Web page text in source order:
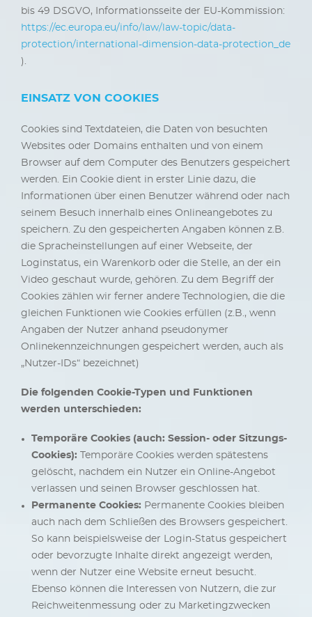
bis 49 DSGVO, Informationsseite der EU-Kommission:
https://ec.europa.eu/info/law/law-topic/data-
protection/international-dimension-data-protection_de
).
EINSATZ VON COOKIES
Cookies sind Textdateien, die Daten von besuchten
Websites oder Domains enthalten und von einem
Browser auf dem Computer des Benutzers gespeichert
werden. Ein Cookie dient in erster Linie dazu, die
Informationen über einen Benutzer während oder nach
seinem Besuch innerhalb eines Onlineangebotes zu
speichern. Zu den gespeicherten Angaben können z.B.
die Spracheinstellungen auf einer Webseite, der
Loginstatus, ein Warenkorb oder die Stelle, an der ein
Video geschaut wurde, gehören. Zu dem Begriff der
Cookies zählen wir ferner andere Technologien, die die
gleichen Funktionen wie Cookies erfüllen (z.B., wenn
Angaben der Nutzer anhand pseudonymer
Onlinekennzeichnungen gespeichert werden, auch als
„Nutzer-IDs“ bezeichnet)
Die folgenden Cookie-Typen und Funktionen
werden unterschieden:
Temporäre Cookies (auch: Session- oder Sitzungs-
Cookies): Temporäre Cookies werden spätestens
gelöscht, nachdem ein Nutzer ein Online-Angebot
verlassen und seinen Browser geschlossen hat.
Permanente Cookies: Permanente Cookies bleiben
auch nach dem Schließen des Browsers gespeichert.
So kann beispielsweise der Login-Status gespeichert
oder bevorzugte Inhalte direkt angezeigt werden,
wenn der Nutzer eine Website erneut besucht.
Ebenso können die Interessen von Nutzern, die zur
Reichweitenmessung oder zu Marketingzwecken